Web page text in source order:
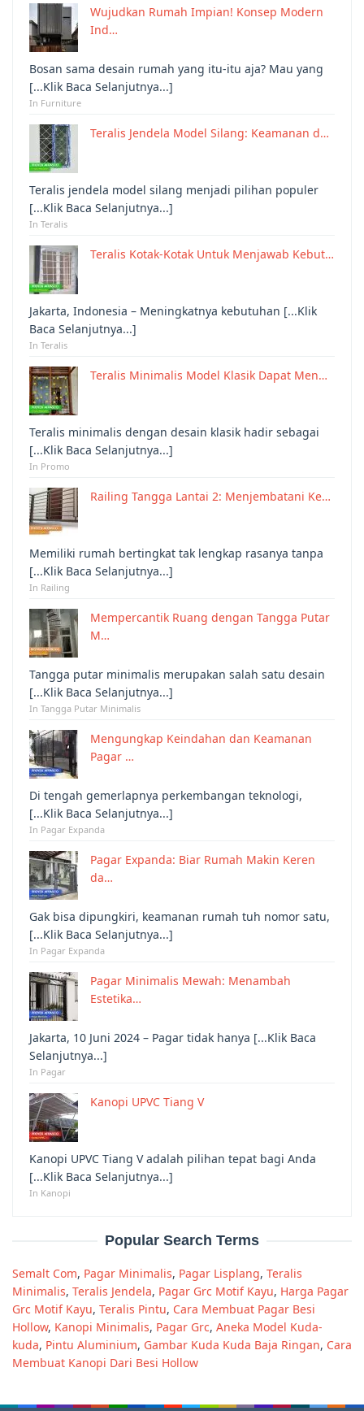
Wujudkan Rumah Impian! Konsep Modern
Ind…
Bosan sama desain rumah yang itu-itu aja? Mau yang
[...Klik Baca Selanjutnya...]
In Furniture
Teralis Jendela Model Silang: Keamanan d…
Teralis jendela model silang menjadi pilihan populer
[...Klik Baca Selanjutnya...]
In Teralis
Teralis Kotak-Kotak Untuk Menjawab Kebut…
Jakarta, Indonesia – Meningkatnya kebutuhan [...Klik
Baca Selanjutnya...]
In Teralis
Teralis Minimalis Model Klasik Dapat Men…
Teralis minimalis dengan desain klasik hadir sebagai
[...Klik Baca Selanjutnya...]
In Promo
Railing Tangga Lantai 2: Menjembatani Ke…
Memiliki rumah bertingkat tak lengkap rasanya tanpa
[...Klik Baca Selanjutnya...]
In Railing
Mempercantik Ruang dengan Tangga Putar
M…
Tangga putar minimalis merupakan salah satu desain
[...Klik Baca Selanjutnya...]
In Tangga Putar Minimalis
Mengungkap Keindahan dan Keamanan
Pagar …
Di tengah gemerlapnya perkembangan teknologi,
[...Klik Baca Selanjutnya...]
In Pagar Expanda
Pagar Expanda: Biar Rumah Makin Keren
da…
Gak bisa dipungkiri, keamanan rumah tuh nomor satu,
[...Klik Baca Selanjutnya...]
In Pagar Expanda
Pagar Minimalis Mewah: Menambah
Estetika…
Jakarta, 10 Juni 2024 – Pagar tidak hanya [...Klik Baca
Selanjutnya...]
In Pagar
Kanopi UPVC Tiang V
Kanopi UPVC Tiang V adalah pilihan tepat bagi Anda
[...Klik Baca Selanjutnya...]
In Kanopi
Popular Search Terms
Semalt Com, Pagar Minimalis, Pagar Lisplang, Teralis
Minimalis, Teralis Jendela, Pagar Grc Motif Kayu, Harga Pagar
Grc Motif Kayu, Teralis Pintu, Cara Membuat Pagar Besi
Hollow, Kanopi Minimalis, Pagar Grc, Aneka Model Kuda-
kuda, Pintu Aluminium, Gambar Kuda Kuda Baja Ringan, Cara
Membuat Kanopi Dari Besi Hollow